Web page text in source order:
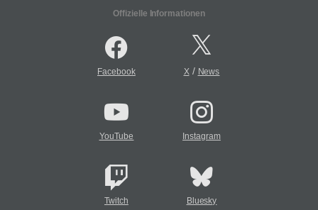
Offizielle Informationen
Facebook X/ News
YouTube Instagram
Twitch Bluesky